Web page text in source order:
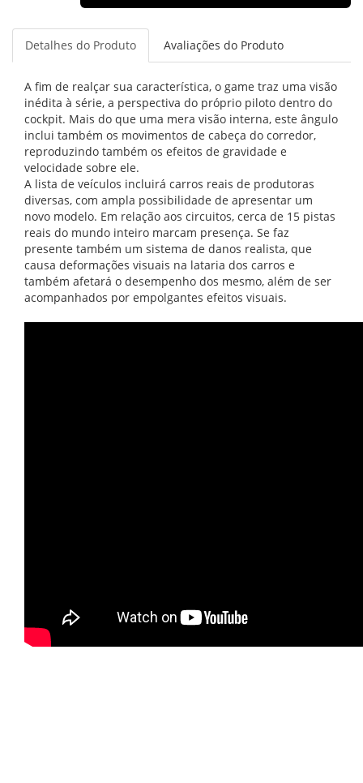
Detalhes do Produto Avaliações do Produto
A fim de realçar sua característica, o game traz uma visão
inédita à série, a perspectiva do próprio piloto dentro do
cockpit. Mais do que uma mera visão interna, este ângulo
inclui também os movimentos de cabeça do corredor,
reproduzindo também os efeitos de gravidade e
velocidade sobre ele.
A lista de veículos incluirá carros reais de produtoras
diversas, com ampla possibilidade de apresentar um
novo modelo. Em relação aos circuitos, cerca de 15 pistas
reais do mundo inteiro marcam presença. Se faz
presente também um sistema de danos realista, que
causa deformações visuais na lataria dos carros e
também afetará o desempenho dos mesmo, além de ser
acompanhados por empolgantes efeitos visuais.